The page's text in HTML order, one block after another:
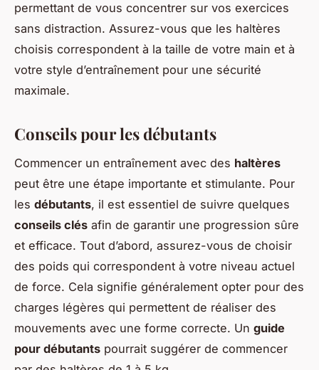
permettant de vous concentrer sur vos exercices
sans distraction. Assurez-vous que les haltères
choisis correspondent à la taille de votre main et à
votre style d’entraînement pour une sécurité
maximale.
Conseils pour les débutants
Commencer un entraînement avec des haltères
peut être une étape importante et stimulante. Pour
les débutants, il est essentiel de suivre quelques
conseils clés afin de garantir une progression sûre
et efficace. Tout d’abord, assurez-vous de choisir
des poids qui correspondent à votre niveau actuel
de force. Cela signifie généralement opter pour des
charges légères qui permettent de réaliser des
mouvements avec une forme correcte. Un guide
pour débutants pourrait suggérer de commencer